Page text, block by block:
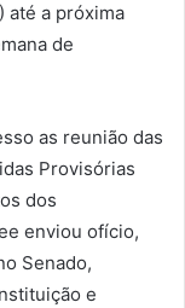
até a próxima
de
as reunião das
Provisórias
dos
enviou ofício,
Senado,
e